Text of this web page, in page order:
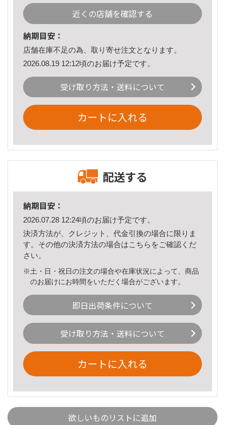
近くの店舗を確認する
納期目安：
店舗在庫不足の為、取り寄せ注文となります。
2026.08.19 12:12頃のお届け予定です。
受け取り方法・送料について
カートに入れる
配送する
納期目安：
2026.07.28 12:24頃のお届け予定です。
決済方法が、クレジット、代金引換の場合に限りま
す。その他の決済方法の場合はこちら をご確認くだ
さい。
※土・日・祝日の注文の場合や在庫状況によって、商品
のお届けにお時間をいただく場合がございます。
即日出荷条件について
受け取り方法・送料について
カートに入れる
欲しいものリストに追加